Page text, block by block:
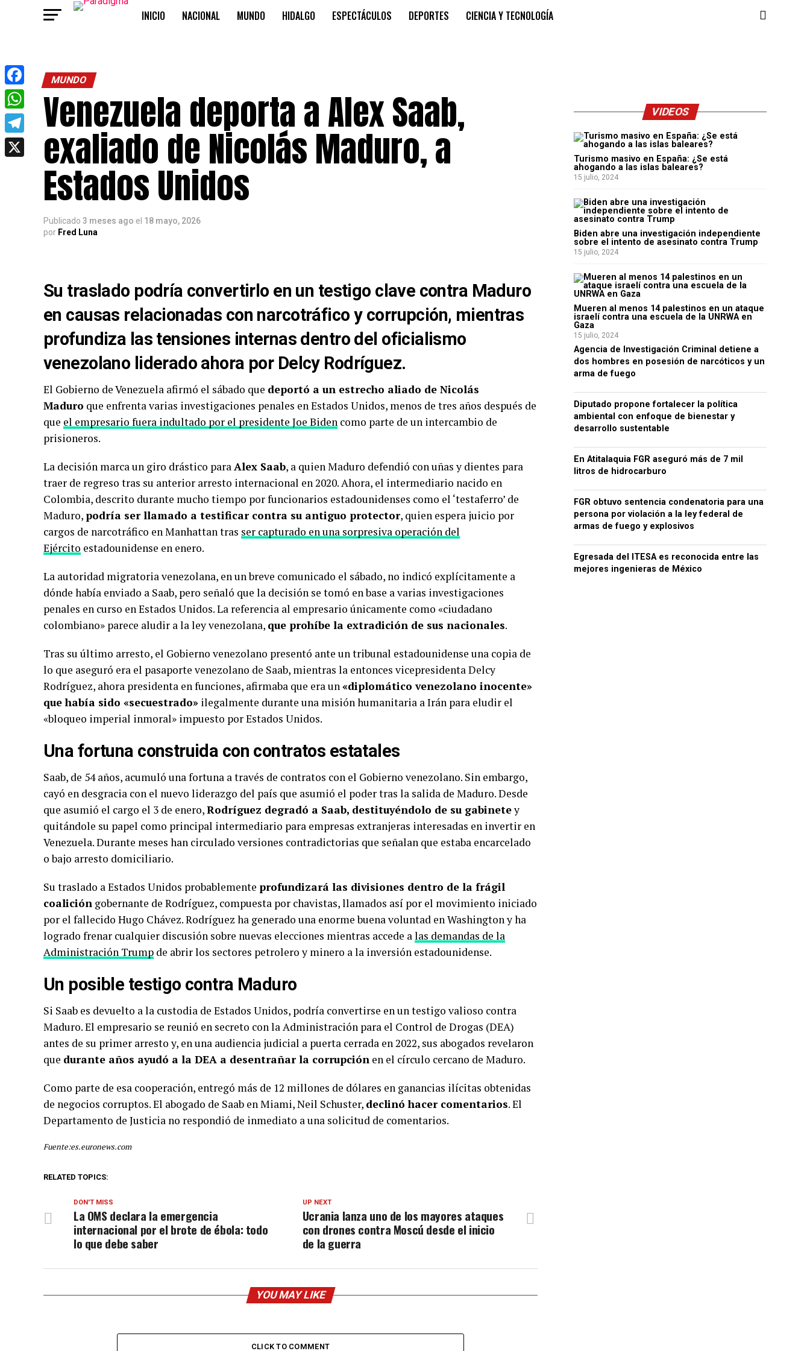
INICIO NACIONAL MUNDO HIDALGO ESPECTÁCULOS DEPORTES CIENCIA Y TECNOLOGÍA
MUNDO
Venezuela deporta a Alex Saab,
exaliado de Nicolás Maduro, a
Estados Unidos
Publicado 3 meses ago el 18 mayo, 2026
por Fred Luna
Su traslado podría convertirlo en un testigo clave contra Maduro
en causas relacionadas con narcotráfico y corrupción, mientras
profundiza las tensiones internas dentro del oficialismo
venezolano liderado ahora por Delcy Rodríguez.
El Gobierno de Venezuela afirmó el sábado que deportó a un estrecho aliado de Nicolás
Maduro que enfrenta varias investigaciones penales en Estados Unidos, menos de tres años después de
que el empresario fuera indultado por el presidente Joe Biden como parte de un intercambio de
prisioneros.
La decisión marca un giro drástico paraAlex Saab, a quien Maduro defendió con uñas y dientes para
traer de regreso tras su anterior arresto internacional en 2020. Ahora, el intermediario nacido en
Colombia, descrito durante mucho tiempo por funcionarios estadounidenses como el ‘testaferro’ de
Maduro, podría ser llamado a testificar contra su antiguo protector, quien espera juicio por
cargos de narcotráfico en Manhattan tras ser capturado en una sorpresiva operación del
Ejército estadounidense en enero.
La autoridad migratoria venezolana, en un breve comunicado el sábado, no indicó explícitamente a
dónde había enviado a Saab, pero señaló que la decisión se tomó en base a varias investigaciones
penales en curso en Estados Unidos. La referencia al empresario únicamente como «ciudadano
colombiano» parece aludir a la ley venezolana, que prohíbe la extradición de sus nacionales.
Tras su último arresto, el Gobierno venezolano presentó ante un tribunal estadounidense una copia de
lo que aseguró era el pasaporte venezolano de Saab, mientras la entonces vicepresidenta Delcy
Rodríguez, ahora presidenta en funciones, afirmaba que era un«diplomático venezolano inocente»
que había sido «secuestrado» ilegalmente durante una misión humanitaria a Irán para eludir el
«bloqueo imperial inmoral» impuesto por Estados Unidos.
Una fortuna construida con contratos estatales
Saab, de 54 años, acumuló una fortuna a través de contratos con el Gobierno venezolano. Sin embargo,
cayó en desgracia con el nuevo liderazgo del país que asumió el poder tras la salida de Maduro. Desde
que asumió el cargo el 3 de enero,Rodríguez degradó a Saab, destituyéndolo de su gabinetey
quitándole su papel como principal intermediario para empresas extranjeras interesadas en invertir en
Venezuela. Durante meses han circulado versiones contradictorias que señalan que estaba encarcelado
o bajo arresto domiciliario.
Su traslado a Estados Unidos probablemente profundizará las divisiones dentro de la frágil
coalición gobernante de Rodríguez, compuesta por chavistas, llamados así por el movimiento iniciado
por el fallecido Hugo Chávez. Rodríguez ha generado una enorme buena voluntad en Washington y ha
logrado frenar cualquier discusión sobre nuevas elecciones mientras accede alas demandas de la
Administración Trump de abrir los sectores petrolero y minero a la inversión estadounidense.
Un posible testigo contra Maduro
Si Saab es devuelto a la custodia de Estados Unidos, podría convertirse en un testigo valioso contra
Maduro. El empresario se reunió en secreto con la Administración para el Control de Drogas (DEA)
antes de su primer arresto y, en una audiencia judicial a puerta cerrada en 2022, sus abogados revelaron
que durante años ayudó a la DEA a desentrañar la corrupción en el círculo cercano de Maduro.
Como parte de esa cooperación, entregó más de 12 millones de dólares en ganancias ilícitas obtenidas
de negocios corruptos. El abogado de Saab en Miami, Neil Schuster, declinó hacer comentarios. El
Departamento de Justicia no respondió de inmediato a una solicitud de comentarios.
Fuente:es.euronews.com
RELATED TOPICS:
UP NEXT
Ucrania lanza uno de los mayores ataques
con drones contra Moscú desde el inicio
de la guerra
DON'T MISS
La OMS declara la emergencia
internacional por el brote de ébola: todo
lo que debe saber
YOU MAY LIKE
CLICK TO COMMENT
VIDEOS
Turismo masivo en España: ¿Se está
ahogando a las islas baleares?
15 julio, 2024
Biden abre una investigación independiente
sobre el intento de asesinato contra Trump
15 julio, 2024
Mueren al menos 14 palestinos en un ataque
israelí contra una escuela de la UNRWA en
Gaza
15 julio, 2024
Agencia de Investigación Criminal detiene a
dos hombres en posesión de narcóticos y un
arma de fuego
Diputado propone fortalecer la política
ambiental con enfoque de bienestar y
desarrollo sustentable
En Atitalaquia FGR aseguró más de 7 mil
litros de hidrocarburo
FGR obtuvo sentencia condenatoria para una
persona por violación a la ley federal de
armas de fuego y explosivos
Egresada del ITESA es reconocida entre las
mejores ingenieras de México
Facebook
WhatsApp
Telegram